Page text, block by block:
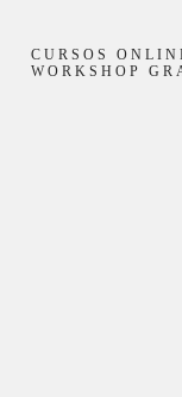
CURSOS
WORKSHOP